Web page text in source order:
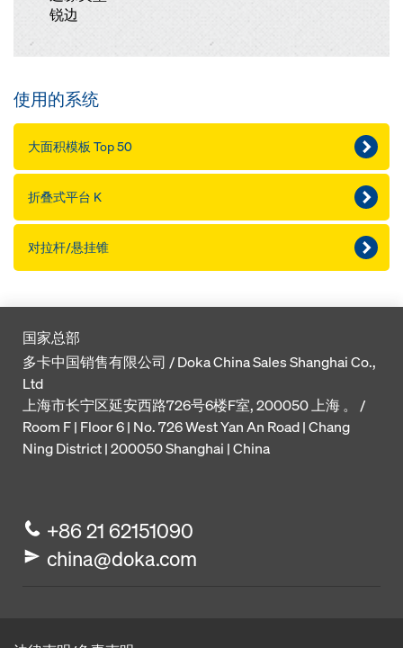
锐边
使用的系统
大面积模板 Top 50
折叠式平台 K
对拉杆/悬挂锥
国家总部
多卡中国销售有限公司 / Doka China Sales Shanghai Co.,
Ltd
上海市长宁区延安西路726号6楼F室, 200050 上海 。 /
Room F | Floor 6 | No. 726 West Yan An Road | Chang
Ning District | 200050 Shanghai | China
+86 21 62151090
china@doka.com